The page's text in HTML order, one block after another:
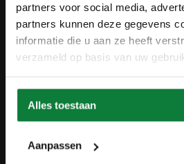
partners voor social media,
partners kunnen deze gegevens
informatie die u aan ze heeft
verzameld op basis van uw
Alles toestaan
Aanpassen
Producten
Tafels
Wanddecoratie
Tv-meubels
Olie en onderhoud
Over ons
Wie zijn wij?